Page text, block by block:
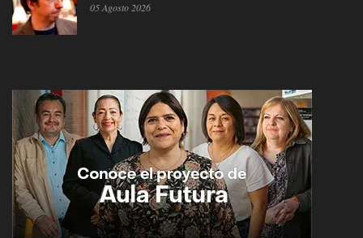
05 Agosto 2026